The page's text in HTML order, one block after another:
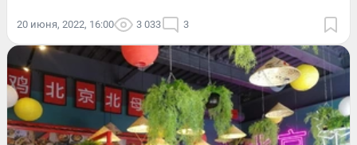
20 июня, 2022, 16:00 3 033 3